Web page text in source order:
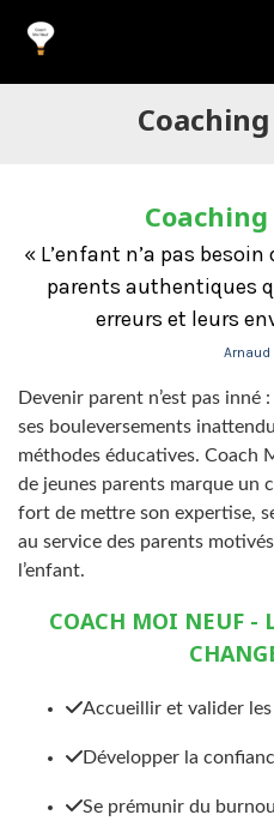
« L’enfant n’a pas
parents authentiques
erreurs et leurs
Arnaud
Devenir parent n’est pas
ses bouleversements
méthodes éducatives. Coach
de jeunes parents marque un
fort de mettre son expertise,
au service des parents
l’enfant.
COACH MOI NEUF -
Accueillir et valider
Développer la
Se prémunir du